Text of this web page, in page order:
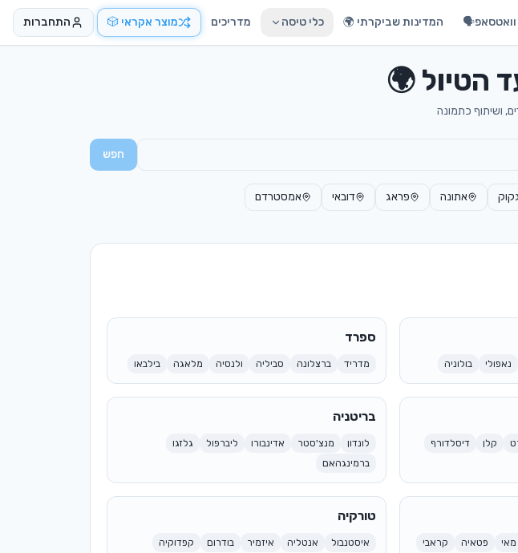
וואטסאפ🗣️ המדינות שביקרתי 🌍 כלי טיסה מדריכים מוצר אקראי 🎲 התחברות
הטיול 🌍
ושיתוף כתמונה
חפש
אתונה פראג דובאי אמסטרדם
נאפולי בולוניה
ספרד
מדריד ברצלונה סביליה ולנסיה מלאגה בילבאו
קלן דיסלדורף
בריטניה
לונדון מנצ'סטר אדינבורו ליברפול
גלזגו
ברמינגהאם
מאי פטאיה קראבי
טורקיה
איסטנבול אנטליה איזמיר בודרום
קפדוקיה